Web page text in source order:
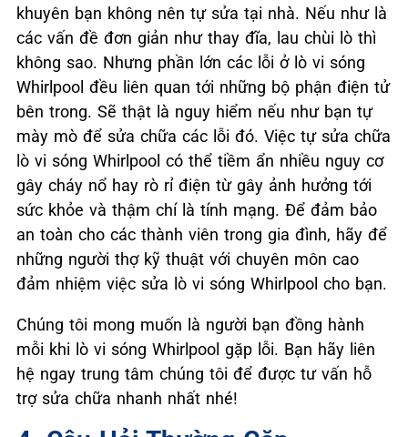
khuyên bạn không nên tự sửa tại nhà. Nếu như là
các vấn đề đơn giản như thay đĩa, lau chùi lò thì
không sao. Nhưng phần lớn các lỗi ở lò vi sóng
Whirlpool đều liên quan tới những bộ phận điện tử
bên trong. Sẽ thật là nguy hiểm nếu như bạn tự
mày mò để sửa chữa các lỗi đó. Việc tự sửa chữa
lò vi sóng Whirlpool có thể tiềm ẩn nhiều nguy cơ
gây cháy nổ hay rò rỉ điện từ gây ảnh hưởng tới
sức khỏe và thậm chí là tính mạng. Để đảm bảo
an toàn cho các thành viên trong gia đình, hãy để
những người thợ kỹ thuật với chuyên môn cao
đảm nhiệm việc sửa lò vi sóng Whirlpool cho bạn.
Chúng tôi mong muốn là người bạn đồng hành
mỗi khi lò vi sóng Whirlpool gặp lỗi. Bạn hãy liên
hệ ngay trung tâm chúng tôi để được tư vấn hỗ
trợ sửa chữa nhanh nhất nhé!